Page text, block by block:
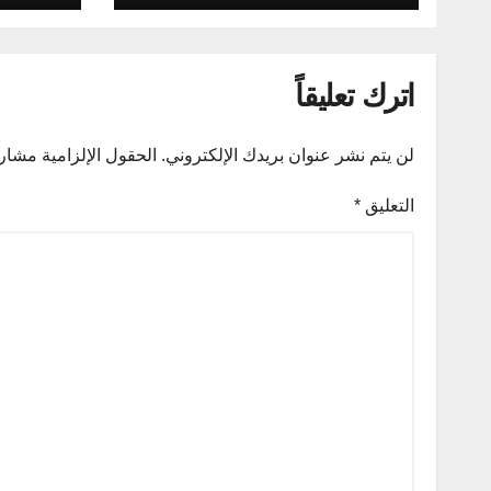
اترك تعليقاً
لن يتم نشر عنوان بريدك الإلكتروني. الحقول الإلزامية مشار
التعليق *